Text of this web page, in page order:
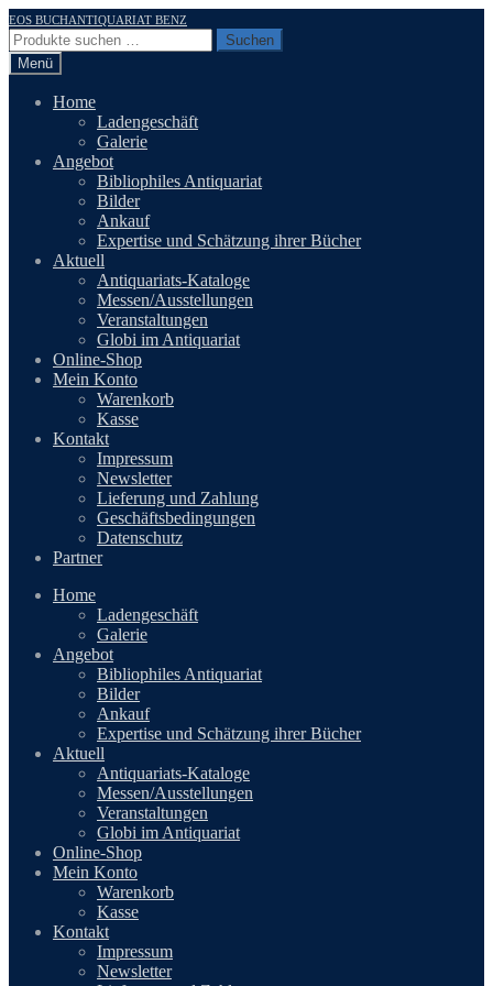
Zur
Navigation
springen
Zum
Inhalt
springen
EOS BUCHANTIQUARIAT BENZ
Suchen
nach:
Suchen
Menü
Home
Ladengeschäft
Galerie
Angebot
Bibliophiles Antiquariat
Bilder
Ankauf
Expertise und Schätzung ihrer Bücher
Aktuell
Antiquariats-Kataloge
Messen/Ausstellungen
Veranstaltungen
Globi im Antiquariat
Online-Shop
Mein Konto
Warenkorb
Kasse
Kontakt
Impressum
Newsletter
Lieferung und Zahlung
Geschäftsbedingungen
Datenschutz
Partner
Home
Ladengeschäft
Galerie
Angebot
Bibliophiles Antiquariat
Bilder
Ankauf
Expertise und Schätzung ihrer Bücher
Aktuell
Antiquariats-Kataloge
Messen/Ausstellungen
Veranstaltungen
Globi im Antiquariat
Online-Shop
Mein Konto
Warenkorb
Kasse
Kontakt
Impressum
Newsletter